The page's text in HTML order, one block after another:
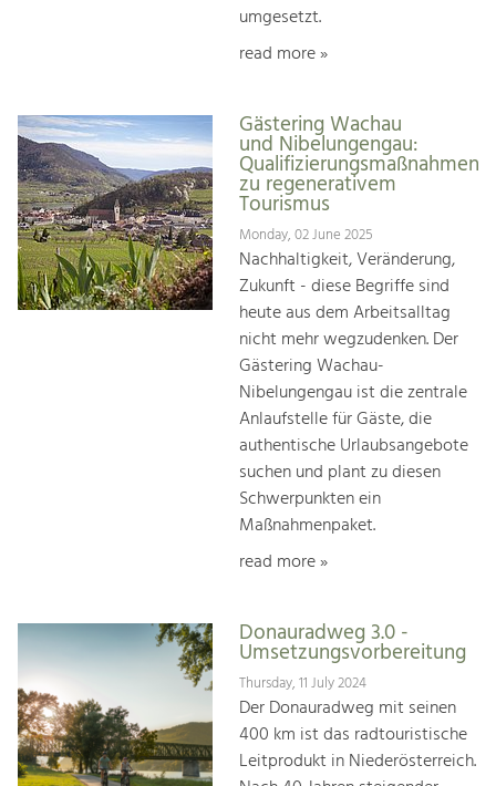
umgesetzt.
read more »
Gästering Wachau
und Nibelungengau:
Qualifizierungsmaßnahmen
zu regenerativem
Tourismus
Monday, 02 June 2025
Nachhaltigkeit, Veränderung,
Zukunft - diese Begriffe sind
heute aus dem Arbeitsalltag
nicht mehr wegzudenken. Der
Gästering Wachau-
Nibelungengau ist die zentrale
Anlaufstelle für Gäste, die
authentische Urlaubsangebote
suchen und plant zu diesen
Schwerpunkten ein
Maßnahmenpaket.
read more »
Donauradweg 3.0 -
Umsetzungsvorbereitung
Thursday, 11 July 2024
Der Donauradweg mit seinen
400 km ist das radtouristische
Leitprodukt in Niederösterreich.